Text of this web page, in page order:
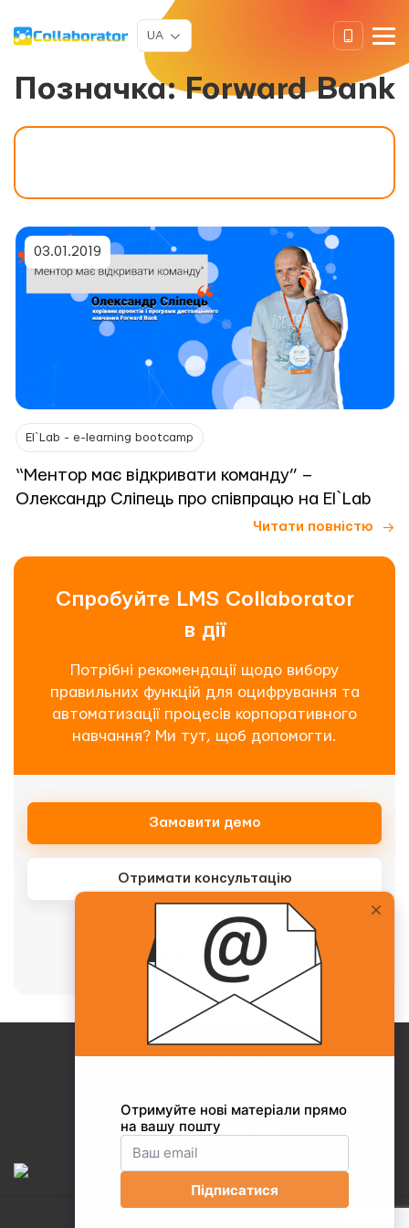
UA
Позначка:Forward Bank
03.01.2019
El`Lab - e-learning bootcamp
“Ментор має відкривати команду” –
Олександр Сліпець про співпрацю на El`Lab
Читати повністю
Спробуйте LMS Collaborator
в дії
Потрібні рекомендації щодо вибору
правильних функцій для оцифрування та
автоматизації процесів корпоративного
навчання? Ми тут, щоб допомогти.
Замовити демо
Отримати консультацію
Або телефонуйте нашому менеджеру
+38(067)217-0440
Про Collaborator